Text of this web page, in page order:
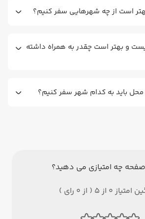
است از چه شهرهایی سفر کنیم؟
و بهتر است چقدر به همراه داشته
محل باید به کدام شهر سفر کنیم؟
چه امتیازی می دهید؟
0 از 5 ( از 0 رای )